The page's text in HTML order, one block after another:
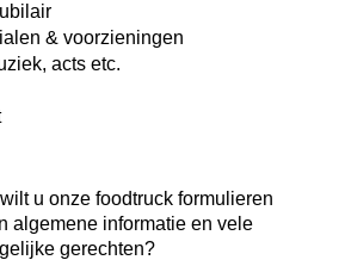
& voorzieningen
acts etc.
u onze foodtruck formulieren
algemene informatie en vele
gerechten?